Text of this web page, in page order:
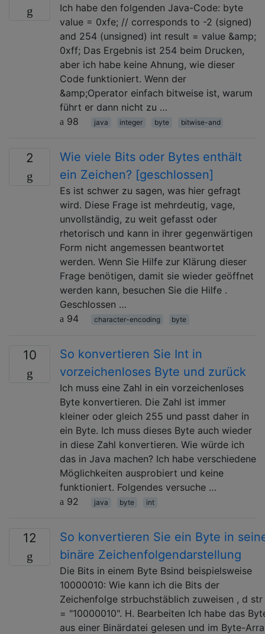
Ich habe den folgenden Java-Code: byte
value = 0xfe; // corresponds to -2 (signed)
and 254 (unsigned) int result = value &amp;
0xff; Das Ergebnis ist 254 beim Drucken,
aber ich habe keine Ahnung, wie dieser
Code funktioniert. Wenn der
&amp;Operator einfach bitweise ist, warum
führt er dann nicht zu …
98
java integer byte bitwise-and
2
Wie viele Bits oder Bytes enthält
ein Zeichen? [geschlossen]
Es ist schwer zu sagen, was hier gefragt
wird. Diese Frage ist mehrdeutig, vage,
unvollständig, zu weit gefasst oder
rhetorisch und kann in ihrer gegenwärtigen
Form nicht angemessen beantwortet
werden. Wenn Sie Hilfe zur Klärung dieser
Frage benötigen, damit sie wieder geöffnet
werden kann, besuchen Sie die Hilfe .
Geschlossen …
94
character-encoding byte
10
So konvertieren Sie Int in
vorzeichenloses Byte und zurück
Ich muss eine Zahl in ein vorzeichenloses
Byte konvertieren. Die Zahl ist immer
kleiner oder gleich 255 und passt daher in
ein Byte. Ich muss dieses Byte auch wieder
in diese Zahl konvertieren. Wie würde ich
das in Java machen? Ich habe verschiedene
Möglichkeiten ausprobiert und keine
funktioniert. Folgendes versuche …
92
java byte int
12
So konvertieren Sie ein Byte in
binäre Zeichenfolgendarstellung
Die Bits in einem Byte Bsind beispielsweise
10000010: Wie kann ich die Bits der
Zeichenfolge strbuchstäblich zuweisen , d str
= "10000010". H. Bearbeiten Ich habe das
aus einer Binärdatei gelesen und im Byte-